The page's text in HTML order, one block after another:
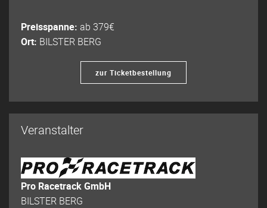
Preisspanne: ab 379€
Ort: BILSTER BERG
zur Ticketbestellung
Veranstalter
Pro Racetrack GmbH
BILSTER BERG